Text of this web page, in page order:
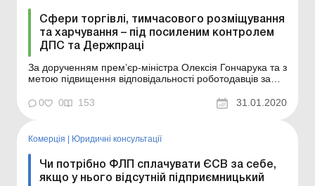
Сфери торгівлі, тимчасового розміщування
та харчування – під посиленим контролем
ДПС та Держпраці
За дорученням прем’єр-міністра Олексія Гончарука та з
метою підвищення відповідальності роботодавців за
виявлення неоформлених найманих працівників
податківці разом із інспекторами Держпраці
роботодавців....
0 0 153 31.01.2020
Комерція Юридичні консультації
Чи потрібно ФЛП сплачувати ЄСВ за себе,
якщо у нього відсутній підприємницький